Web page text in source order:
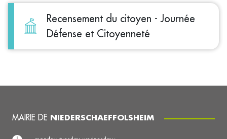
Recensement du citoyen - Journée
Défense et Citoyenneté
MAIRIE DE NIEDERSCHAEFFOLSHEIM